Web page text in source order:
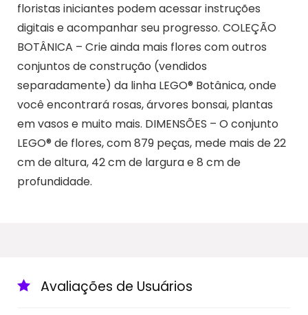
floristas iniciantes podem acessar instruções
digitais e acompanhar seu progresso. COLEÇÃO
BOTÂNICA – Crie ainda mais flores com outros
conjuntos de construção (vendidos
separadamente) da linha LEGO® Botânica, onde
você encontrará rosas, árvores bonsai, plantas
em vasos e muito mais. DIMENSÕES – O conjunto
LEGO® de flores, com 879 peças, mede mais de 22
cm de altura, 42 cm de largura e 8 cm de
profundidade.
Avaliações de Usuários